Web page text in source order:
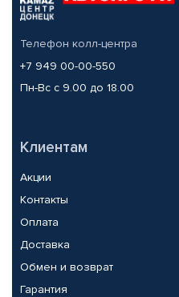
Телефон колл-центра
+7 949 00-00-550
Пн-Вс с 9.00 до 18.00
Клиентам
Акции
Контакты
Оплата
Доставка
Обмен и возврат
Гарантия